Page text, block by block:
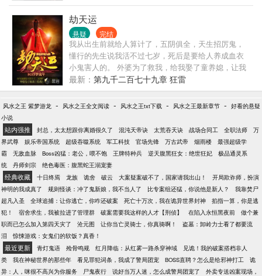
劫天运
悬疑 完结
我从出生前就给人算计了，五阴俱全，天生招厉鬼，
懂行的先生说我活不过七岁，死后是要给人养成血衣
小鬼害人的。 外婆为了救我，给我娶了童养媳，让我
过起了安生日子，虽然后来我发现媳妇姐姐不是
人…… 从小苟延馋喘的我能活到现在，本已习惯逆来
顺受，可唯独外婆被人害死了这件事。 为此，我不顾
的人全都送下地狱。
最新： 第九千二百七十九章 狂雷
风水之王 紫梦游龙 - 风水之王全文阅读 - 风水之王txt下载 - 风水之王最新章节 - 好看的悬疑
小说
站内强推 封总，太太想跟你离婚很久了 混沌天帝诀 太荒吞天诀 战场合同工 全职法师
万
界武尊
娱乐帝国系统 超级吞噬系统 军工科技 官场先锋 万古武帝 烟雨楼
最强超级学
霸
无敌血脉 Boss凶猛：老公，喂不饱 王牌特种兵 逆天腹黑狂女：绝世狂妃
极品通灵系
统
丹师剑宗 绝色毒医：腹黑蛇王溺宠妻
经典收藏 十日终焉 龙族 诡舍 破云 大案疑案破不了，国家请我出山！
开局欺诈师，扮演
神明的我成真了
规则怪谈：冲了鬼新娘，我不当人了 比专案组还猛，你说他是新人？
我靠焚尸
超凡入圣
全球追捕：让你逃亡，你咋还破案 死亡十万次，我在诡异世界封神
掐指一算，你是逃
犯！
宿舍求生，我被拉进了管理群 破案需要我这样的人才【刑侦】 在陷入永恒黑夜前
做个兼
职而已怎么加入第四天灾了
沧元图 让你当亡灵骑士，你真骑啊！
盗墓：卸岭力士看了都要流
泪
惊悚游戏：女鬼们的软饭？真香！
最近更新 青灯鬼语 殓骨鸣规 红月降临：从红雾一路杀穿神域
见诡！我的破案搭档非人
类
我在神秘世界的那些年 看见罪犯词条，我成了警局团宠 BOSS直聘？怎么是给邪神打工
诡
异：人，咪很不高兴为你服务
尸鬼夜行 说好当万人迷，怎么成警局团宠了
外卖专送凶案现场，